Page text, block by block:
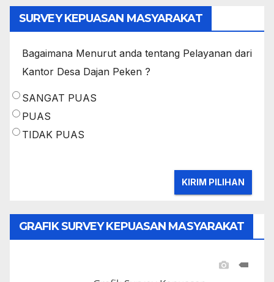
SURVEY KEPUASAN MASYARAKAT
Bagaimana Menurut anda tentang Pelayanan dari
Kantor Desa Dajan Peken ?
SANGAT PUAS
PUAS
TIDAK PUAS
GRAFIK SURVEY KEPUASAN MASYARAKAT